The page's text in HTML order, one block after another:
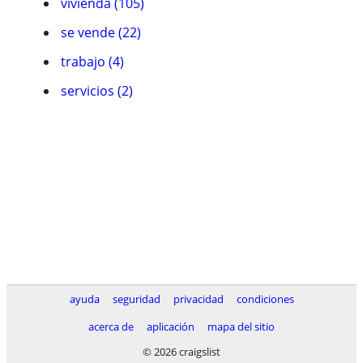
se vende (22)
trabajo (4)
servicios (2)
ayuda seguridad privacidad
condiciones
acerca de
aplicación
mapa del sitio
© 2026 craigslist